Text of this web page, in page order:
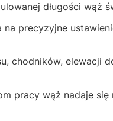
długości wąż
precyzyjne
chodników, elewacji
pracy wąż nadaje